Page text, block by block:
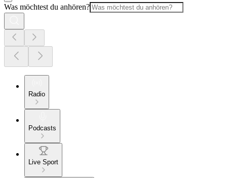
Was möchtest du anhören?
Radio
Podcasts
Live Sport